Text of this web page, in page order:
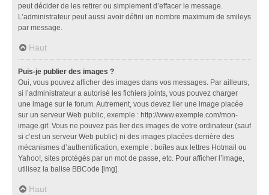
peut décider de les retirer ou simplement d’effacer le message.
L’administrateur peut aussi avoir défini un nombre maximum de smileys
par message.
Haut
Puis-je publier des images ?
Oui, vous pouvez afficher des images dans vos messages. Par ailleurs,
si l’administrateur a autorisé les fichiers joints, vous pouvez charger
une image sur le forum. Autrement, vous devez lier une image placée
sur un serveur Web public, exemple : http://www.exemple.com/mon-
image.gif. Vous ne pouvez pas lier des images de votre ordinateur (sauf
si c’est un serveur Web public) ni des images placées derrière des
mécanismes d’authentification, exemple : boîtes aux lettres Hotmail ou
Yahoo!, sites protégés par un mot de passe, etc. Pour afficher l’image,
utilisez la balise BBCode [img].
Haut